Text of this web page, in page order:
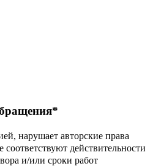
нарушает авторские права
действительности
и/или сроки работ